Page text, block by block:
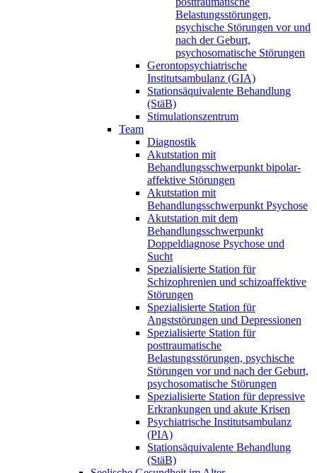
Belastungsstörungen,
psychische Störungen vor und
nach der Geburt,
psychosomatische Störungen
Gerontopsychiatrische
Institutsambulanz (GIA)
Stationsäquivalente Behandlung
(StäB)
Stimulationszentrum
Team
Diagnostik
Akutstation mit
Behandlungsschwerpunkt bipolar-
affektive Störungen
Akutstation mit
Behandlungsschwerpunkt Psychose
Akutstation mit dem
Behandlungsschwerpunkt
Doppeldiagnose Psychose und
Sucht
Spezialisierte Station für
Schizophrenien und schizoaffektive
Störungen
Spezialisierte Station für
Angststörungen und Depressionen
Spezialisierte Station für
posttraumatische
Belastungsstörungen, psychische
Störungen vor und nach der Geburt,
psychosomatische Störungen
Spezialisierte Station für depressive
Erkrankungen und akute Krisen
Psychiatrische Institutsambulanz
(PIA)
Stationsäquivalente Behandlung
(StäB)